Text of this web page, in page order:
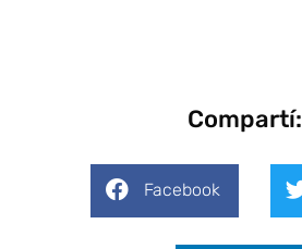
Compartí:
Facebook